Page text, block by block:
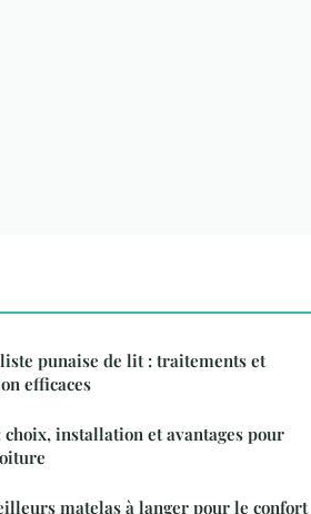
punaise de lit : traitements et
efficaces
choix, installation et avantages pour
matelas à langer pour le confort